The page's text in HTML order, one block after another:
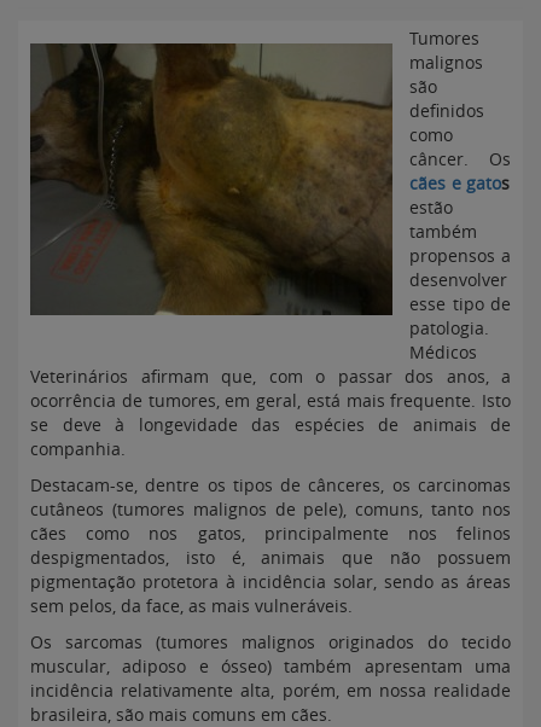
Tumores
malignos
são
definidos
como
câncer. Os
cães e gatos
estão
também
propensos a
desenvolver
esse tipo de
patologia.
Médicos
Veterinários afirmam que, com o passar dos anos, a
ocorrência de tumores, em geral, está mais frequente. Isto
se deve à longevidade das espécies de animais de
companhia.
Destacam-se, dentre os tipos de cânceres, os carcinomas
cutâneos (tumores malignos de pele), comuns, tanto nos
cães como nos gatos, principalmente nos felinos
despigmentados, isto é, animais que não possuem
pigmentação protetora à incidência solar, sendo as áreas
sem pelos, da face, as mais vulneráveis.
Os sarcomas (tumores malignos originados do tecido
muscular, adiposo e ósseo) também apresentam uma
incidência relativamente alta, porém, em nossa realidade
brasileira, são mais comuns em cães.